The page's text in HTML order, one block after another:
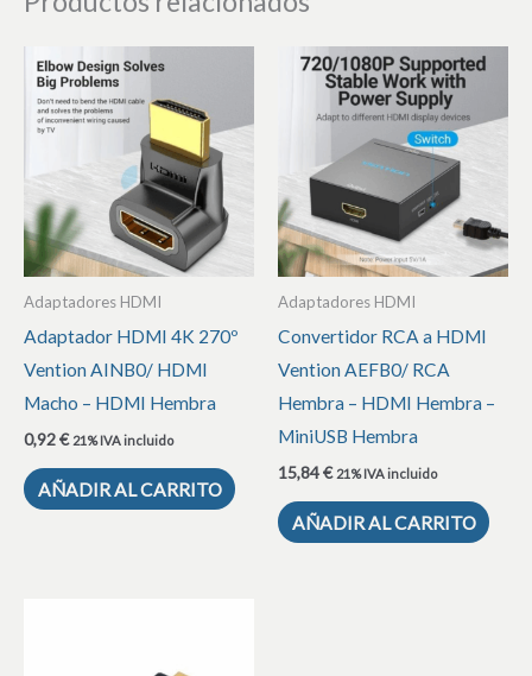
Adaptadores HDMI
Adaptador HDMI 4K 270º
Vention AINB0/ HDMI
Macho – HDMI Hembra
0,92€ 21% IVA incluido
AÑADIR AL CARRITO
Adaptadores HDMI
Convertidor RCA a HDMI
Vention AEFB0/ RCA
Hembra – HDMI Hembra –
MiniUSB Hembra
15,84€ 21% IVA incluido
AÑADIR AL CARRITO